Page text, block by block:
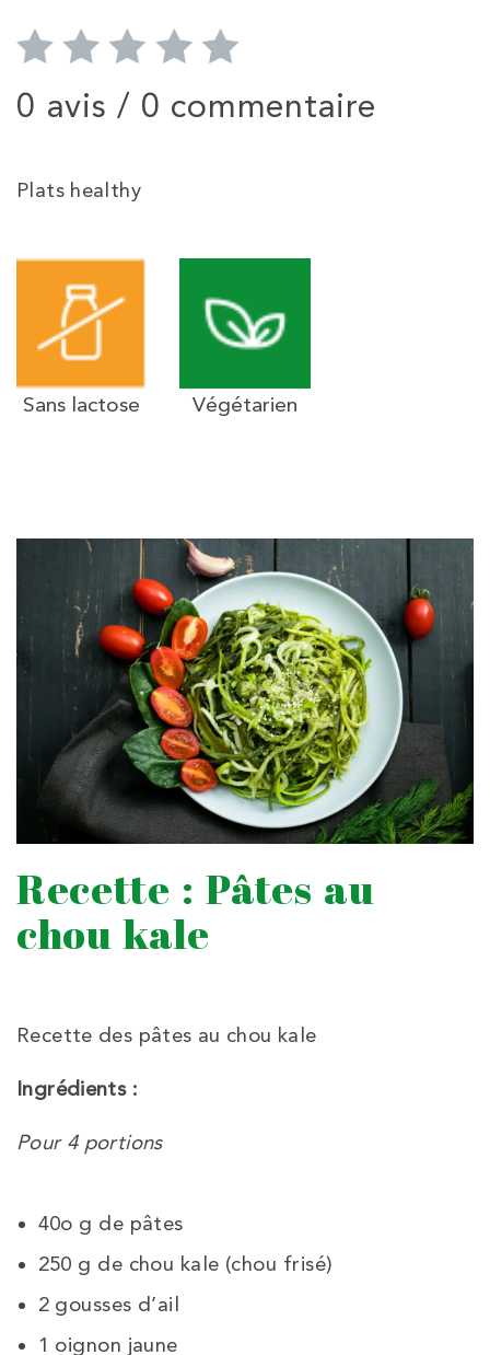
0 avis / 0 commentaire
Plats healthy
Sans lactose Végétarien
Recette : Pâtes au
chou kale
Recette des pâtes au chou kale
Ingrédients :
Pour 4 portions
40o g de pâtes
250 g de chou kale (chou frisé)
2 gousses d’ail
1 oignon jaune